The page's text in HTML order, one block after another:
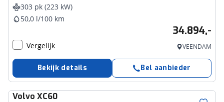
303 pk (223 kW)
50,0 l/100 km
34.894,-
Vergelijk VEENDAM
Bekijk details Bel aanbieder
Volvo XC60